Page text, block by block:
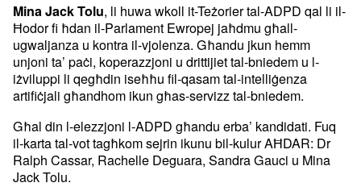
Mina Jack Tolu, li huwa wkoll it-Teżorier tal-ADPD qal li il-
Ħodor fi ħdan il-Parlament Ewropej jaħdmu għall-
ugwaljanza u kontra il-vjolenza. Għandu jkun hemm
unjoni ta’ paċi, koperazzjoni u drittijiet tal-bniedem u l-
iżviluppi li qegħdin iseħħu fil-qasam tal-intelliġenza
artifiċjali għandhom ikun għas-servizz tal-bniedem.
Għal din l-elezzjoni l-ADPD għandu erba’ kandidati. Fuq
il-karta tal-vot tagħkom sejrin ikunu bil-kulur AĦDAR: Dr
Ralph Cassar, Rachelle Deguara, Sandra Gauci u Mina
Jack Tolu.